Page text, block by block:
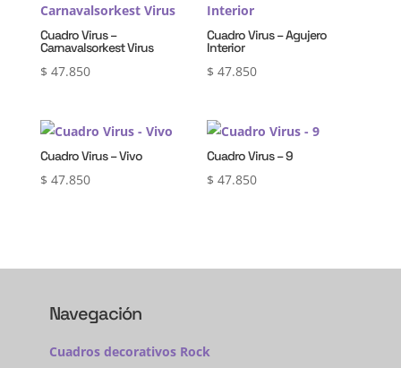
Cuadro Virus –
Carnavalsorkest Virus
$ 47.850
Cuadro Virus – Agujero
Interior
$ 47.850
Cuadro Virus – Vivo
$ 47.850
Cuadro Virus – 9
$ 47.850
Navegación
Cuadros decorativos Rock